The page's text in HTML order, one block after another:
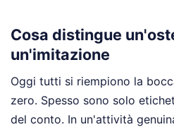
Cosa distingue
un'imitazione
Oggi tutti si riempiono la
zero. Spesso sono solo
del conto. In un'attività